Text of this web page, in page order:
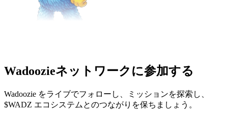
Wadoozieネットワークに参加する
Wadoozie をライブでフォローし、ミッションを探索し、
$WADZ エコシステムとのつながりを保ちましょう。